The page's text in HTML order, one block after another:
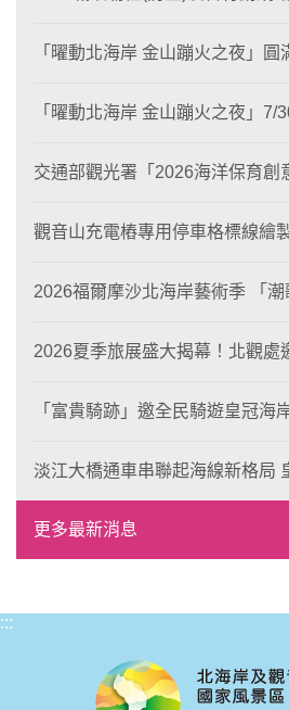
「曜動北海岸 金山蹦火之夜」圓滿成功 北觀
「曜動北海岸 金山蹦火之夜」7/
交通部觀光署「2026海洋保育創
觀音山充電樁專用停車格標線繪
2026福爾摩沙北海岸藝術季 「
2026夏季旅展盛大揭幕！北觀處
「富貴騎跡」邀全民騎遊皇冠海
淡江大橋通車串聯起海線新格局
風格形塑即日起開放報名
更多最新消息
:::